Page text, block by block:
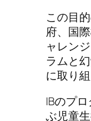
この目
府、国
ャレン
ラムと
に取り組
IBのプ
ぶ児童